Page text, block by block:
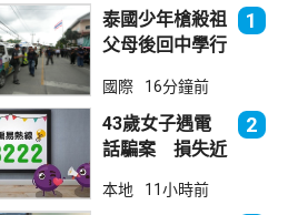
泰國少年槍殺祖
父母後回中學行
死23傷
1
國際 16分鐘前
43歲女子遇電
話騙案 損失近
2
本地 11小時前